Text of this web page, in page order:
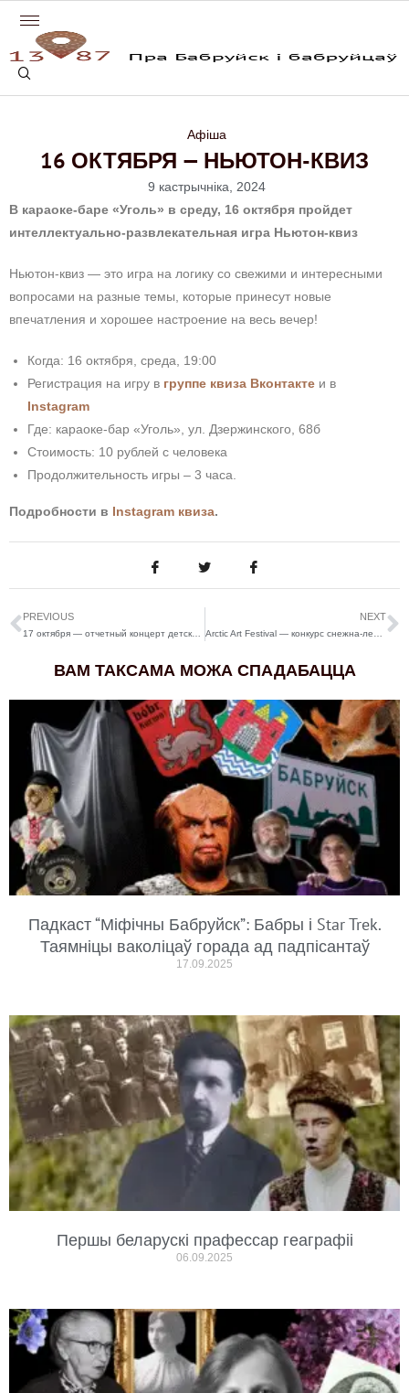
Афіша
16 ОКТЯБРЯ — НЬЮТОН-КВИЗ
9 кастрычніка, 2024
В караоке-баре «Уголь» в среду, 16 октября пройдет
интеллектуально-развлекательная игра Ньютон-квиз
Ньютон-квиз — это игра на логику со свежими и интересными
вопросами на разные темы, которые принесут новые
впечатления и хорошее настроение на весь вечер!
Когда: 16 октября, среда, 19:00
Регистрация на игру в группе квиза Вконтакте и в
Instagram
Где: караоке-бар «Уголь», ул. Дзержинского, 68б
Стоимость: 10 рублей с человека
Продолжительность игры – 3 часа.
Подробности в Instagram квиза.
PREVIOUS NEXT
ВАМ ТАКСАМА МОЖА СПАДАБАЦЦА
Падкаст “Міфічны Бабруйск”: Бабры і Star Trek.
Таямніцы ваколіцаў горада ад падпісантаў
17.09.2025
Першы беларускі прафессар геаграфіі
06.09.2025